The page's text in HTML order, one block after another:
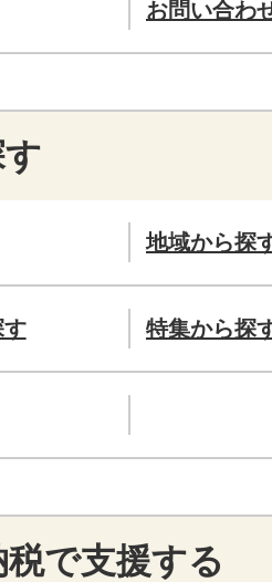
お問い合わ
地域から探
特集から探
で支援する